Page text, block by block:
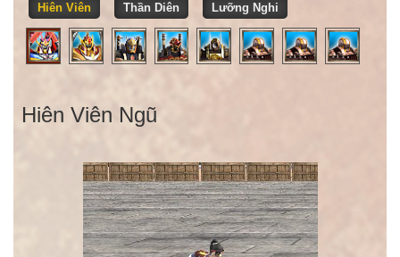
Hiên Viên Thần Diên Lưỡng Nghi
Hiên Viên Ngũ